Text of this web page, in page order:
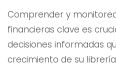
Comprender y
financieras clave es
decisiones informadas
crecimiento de su